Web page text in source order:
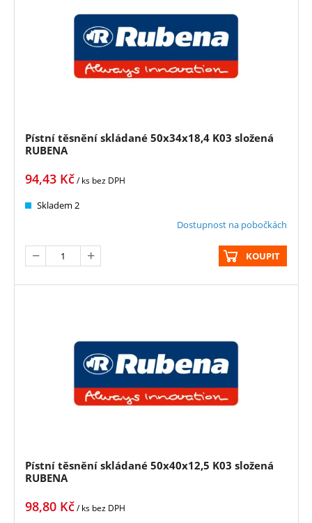
Pístní těsnění skládané 50x34x18,4 K03 složená
RUBENA
94,43 Kč/ ks bez DPH
Skladem 2
Dostupnost na pobočkách
KOUPIT
Pístní těsnění skládané 50x40x12,5 K03 složená
RUBENA
98,80 Kč/ ks bez DPH